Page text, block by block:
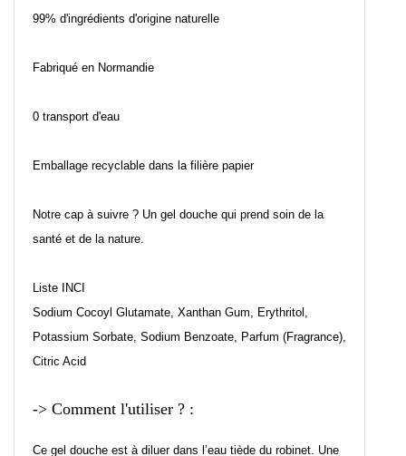
99% d'ingrédients d'origine naturelle
Fabriqué en Normandie
0 transport d'eau
Emballage recyclable dans la filière papier
Notre cap à suivre ? Un gel douche qui prend soin de la
santé et de la nature.
Liste INCI
Sodium Cocoyl Glutamate, Xanthan Gum, Erythritol,
Potassium Sorbate, Sodium Benzoate, Parfum (Fragrance),
Citric Acid
-> Comment l'utiliser ? :
Ce gel douche est à diluer dans l’eau tiède du robinet. Une